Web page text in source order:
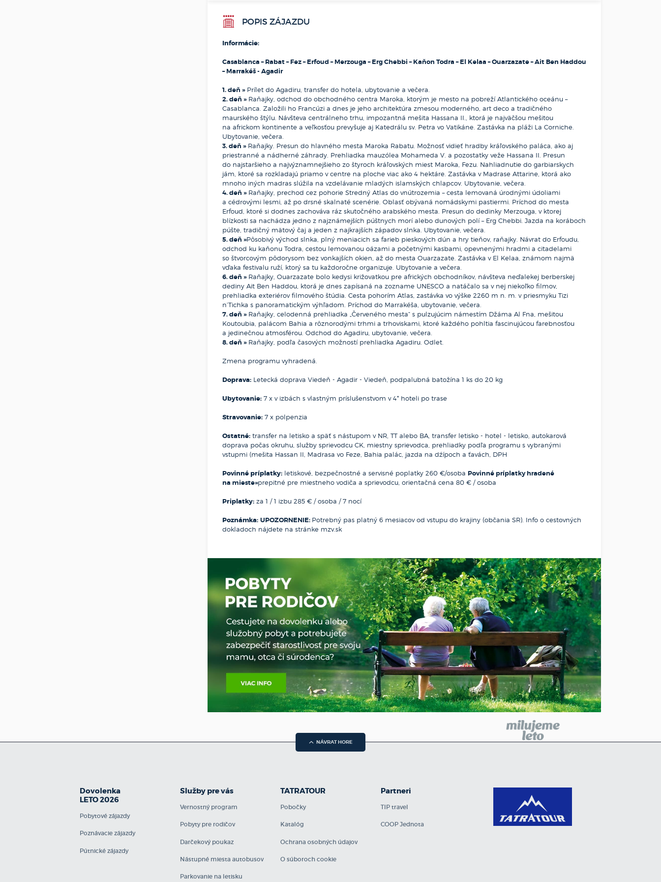
Tento hotel si práve {looking}
POPIS ZÁJAZDU
Informácie:
Casablanca – Rabat – Fez – Erfoud – Merzouga – Erg Chebbi – Kaňon Todra – El Kelaa – Ouarzazate – Ait Ben Haddou
– Marrakéš - Agadir
1. deň »Prílet do Agadiru, transfer do hotela, ubytovanie a večera.
2. deň »Raňajky, odchod do obchodného centra Maroka, ktorým je mesto na pobreží Atlantického oceánu –
Casablanca. Založili ho Francúzi a dnes je jeho architektúra zmesou moderného, art deco a tradičného
maurského štýlu. Návšteva centrálneho trhu, impozantná mešita Hassana II., ktorá je najväčšou mešitou
na africkom kontinente a veľkosťou prevyšuje aj Katedrálu sv. Petra vo Vatikáne. Zastávka na pláži La Corniche.
Ubytovanie, večera.
3. deň »Raňajky. Presun do hlavného mesta Maroka Rabatu. Možnosť vidieť hradby kráľovského paláca, ako aj
priestranné a nádherné záhrady. Prehliadka mauzólea Mohameda V. a pozostatky veže Hassana II. Presun
do najstaršieho a najvýznamnejšieho zo štyroch kráľovských miest Maroka, Fezu. Nahliadnutie do garbiarskych
jám, ktoré sa rozkladajú priamo v centre na ploche viac ako 4 hektáre. Zastávka v Madrase Attarine, ktorá ako
mnoho iných madras slúžila na vzdelávanie mladých islamských chlapcov. Ubytovanie, večera.
4. deň »Raňajky, prechod cez pohorie Stredný Atlas do vnútrozemia – cesta lemovaná úrodnými údoliami
a cédrovými lesmi, až po drsné skalnaté scenérie. Oblasť obývaná nomádskymi pastiermi. Príchod do mesta
Erfoud, ktoré si dodnes zachováva ráz skutočného arabského mesta. Presun do dedinky Merzouga, v ktorej
blízkosti sa nachádza jedno z najznámejších púštnych morí alebo dunových polí – Erg Chebbi. Jazda na koráboch
púšte, tradičný mätový čaj a jeden z najkrajších západov slnka. Ubytovanie, večera.
5. deň »Pôsobivý východ slnka, plný meniacich sa farieb pieskových dún a hry tieňov, raňajky. Návrat do Erfoudu,
odchod ku kaňonu Todra, cestou lemovanou oázami a početnými kasbami, opevnenými hradmi a citadelami
so štvorcovým pôdorysom bez vonkajších okien, až do mesta Ouarzazate. Zastávka v El Kelaa, známom najmä
vďaka festivalu ruží, ktorý sa tu každoročne organizuje. Ubytovanie a večera.
6. deň »Raňajky, Ouarzazate bolo kedysi križovatkou pre afrických obchodníkov, návšteva neďalekej berberskej
dediny Ait Ben Haddou, ktorá je dnes zapísaná na zozname UNESCO a natáčalo sa v nej niekoľko filmov,
prehliadka exteriérov filmového štúdia. Cesta pohorím Atlas, zastávka vo výške 2260 m n. m. v priesmyku Tizi
n’Tichka s panoramatickým výhľadom. Príchod do Marrakéša, ubytovanie, večera.
7. deň »Raňajky, celodenná prehliadka „Červeného mesta“ s pulzujúcim námestím Džáma Al Fna, mešitou
Koutoubia, palácom Bahia a rôznorodými trhmi a trhoviskami, ktoré každého pohltia fascinujúcou farebnosťou
a jedinečnou atmosférou. Odchod do Agadiru, ubytovanie, večera.
8. deň »Raňajky, podľa časových možností prehliadka Agadiru. Odlet.
Zmena programu vyhradená.
Doprava: Letecká doprava Viedeň - Agadir - Viedeň, podpalubná batožína 1 ks do 20 kg
Ubytovanie: 7 x v izbách s vlastným príslušenstvom v 4* hoteli po trase
Stravovanie: 7 x polpenzia
Ostatné: transfer na letisko a späť s nástupom v NR, TT alebo BA, transfer letisko - hotel - letisko, autokarová
doprava počas okruhu, služby sprievodcu CK, miestny sprievodca, prehliadky podľa programu s vybranými
vstupmi (mešita Hassan II, Madrasa vo Feze, Bahia palác, jazda na dźípoch a ťavách, DPH
Povinné príplatky: letiskové, bezpečnostné a servisné poplatky 260 €/osoba Povinné príplatky hradené
na mieste»prepitné pre miestneho vodiča a sprievodcu, orientačná cena 80 € / osoba
Priplatky: za 1 / 1 izbu 285 € / osoba / 7 nocí
Poznámka: UPOZORNENIE: Potrebný pas platný 6 mesiacov od vstupu do krajiny (občania SR). Info o cestovných
dokladoch nájdete na stránke mzv.sk
NÁVRAT HORE
Dovolenka
LETO 2026
Pobytové zájazdy
Poznávacie zájazdy
Pútnické zájazdy
Služby pre vás
Vernostný program
Pobyty pre rodičov
Darčekový poukaz
Nástupné miesta autobusov
Parkovanie na letisku
TATRATOUR
Pobočky
Katalóg
Ochrana osobných údajov
O súboroch cookie
Partneri
TIP travel
COOP Jednota